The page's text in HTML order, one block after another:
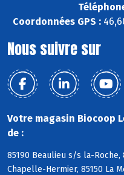
Coordonnées GPS :
Nous suivre sur
Votre magasin Biocoop
de :
85190 Beaulieu s/s la-Roche,
Chapelle-Hermier, 85150 La